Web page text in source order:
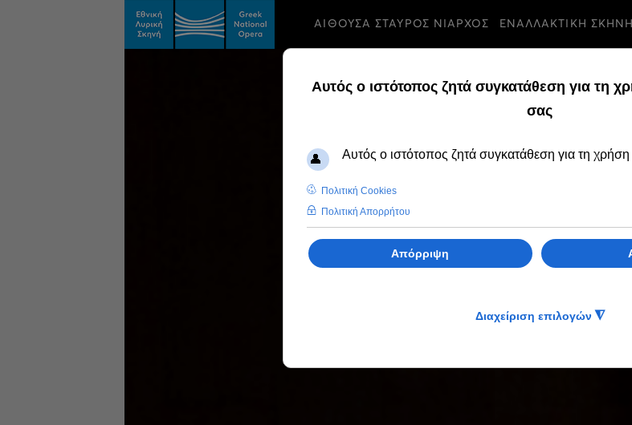
ΑΙΘΟΥΣΑ ΣΤΑΥΡΟΣ ΝΙΑΡΧΟΣ ΕΝΑΛΛΑΚΤΙΚΗ ΣΚΗΝΗ